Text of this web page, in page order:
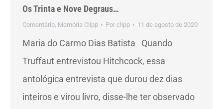
Os Trinta e Nove Degraus…
Comentário, Memória Clipp Por clipp 11 de agosto de 2020
Maria do Carmo Dias Batista Quando
Truffaut entrevistou Hitchcock, essa
antológica entrevista que durou dez dias
inteiros e virou livro, disse-lhe ter observado